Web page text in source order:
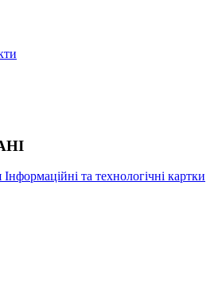
Інформаційні та технологічні картки